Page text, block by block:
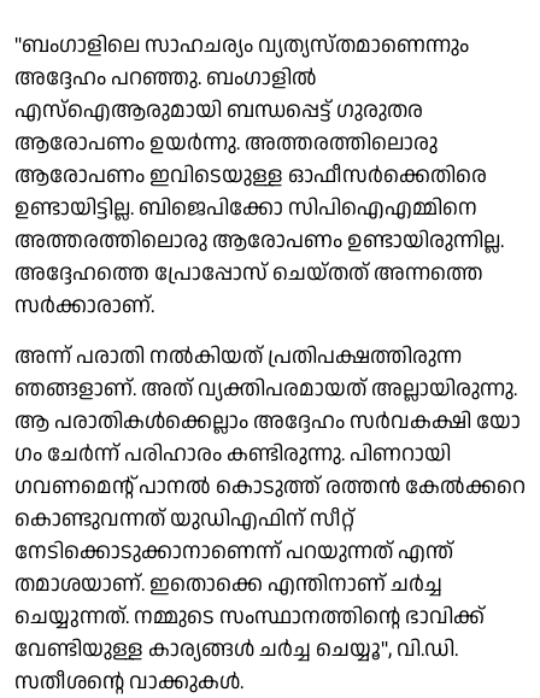
"ബംഗാളിലെ സാഹചര്യം വ്യത്യസ്തമാണെന്നും
അദ്ദേഹം പറ‍ഞ്ഞു. ബംഗാളിൽ
എസ്ഐആരുമായി ബന്ധപ്പെട്ട് ഗുരുതര
ആരോപണം ഉയർന്നു. അത്തരത്തിലൊരു
ആരോപണം ഇവിടെയുള്ള ഓഫീസർക്കെതിരെ
ഉണ്ടായിട്ടില്ല. ബിജെപിക്കോ സിപിഐഎമ്മിനെ
അത്തരത്തിലൊരു ആരോപണം ഉണ്ടായിരുന്നില്ല.
അദ്ദേഹത്തെ പ്രോപ്പോസ് ചെയ്തത് അന്നത്തെ
സർക്കാരാണ്.
അന്ന് പരാതി നൽകിയത് പ്രതിപക്ഷത്തിരുന്ന
ഞങ്ങളാണ്. അത് വ്യക്തിപരമായത് അല്ലായിരുന്നു.
ആ പരാതികൾക്കെല്ലാം അ​ദ്ദേഹം സർവകക്ഷി യോ​
ഗം ചേർന്ന് പരിഹാരം കണ്ടിരുന്നു. പിണറായി ​
ഗവണമെന്റ് പാനൽ കൊടുത്ത് രത്തൻ കേൽക്കറെ
കൊണ്ടുവന്നത് യുഡിഎഫിന് സീറ്റ്
നേടിക്കൊടുക്കാനാണെന്ന് പറയുന്നത് എന്ത്
തമാശയാണ്. ഇതൊക്കെ എന്തിനാണ് ചർച്ച
ചെയ്യുന്നത്. നമ്മുടെ സംസ്ഥാനത്തിന്റെ ഭാവിക്ക്
വേണ്ടിയുള്ള കാര്യങ്ങൾ ചർച്ച ചെയ്യൂ", വി.ഡി.
സതീശൻ്റെ വാക്കുകൾ.